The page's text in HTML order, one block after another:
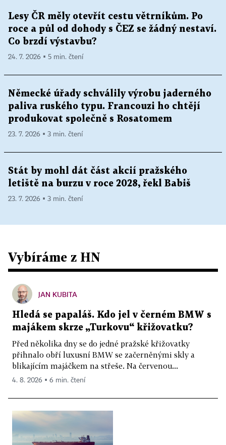
Lesy ČR měly otevřít cestu větrníkům. Po
roce a půl od dohody s ČEZ se žádný nestaví.
Co brzdí výstavbu?
24. 7. 2026 ▪ 5 min. čtení
Německé úřady schválily výrobu jaderného
paliva ruského typu. Francouzi ho chtějí
produkovat společně s Rosatomem
23. 7. 2026 ▪ 3 min. čtení
Stát by mohl dát část akcií pražského
letiště na burzu v roce 2028, řekl Babiš
23. 7. 2026 ▪ 3 min. čtení
Vybíráme z HN
JAN KUBITA
Hledá se papaláš. Kdo jel v černém BMW s
majákem skrze „Turkovu“ křižovatku?
Před několika dny se do jedné pražské křižovatky
přihnalo obří luxusní BMW se začerněnými skly a
blikajícím majáčkem na střeše. Na červenou...
4. 8. 2026 ▪ 6 min. čtení